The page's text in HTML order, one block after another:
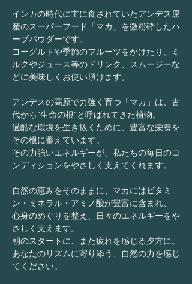
インカの時代に主に食されていたアンデス原
産のスーパーフード「マカ」を微粉砕したハ
ーブパウダーです。
ヨーグルトや季節のフルーツをかけたり、ミ
ルクやジュース等のドリンク、スムージーな
どに美味しくお使い頂けます。
アンデスの高原で力強く育つ「マカ」は、古
代から“生命の根”と呼ばれてきた植物。
過酷な環境を生き抜くために、豊富な栄養を
その根に蓄えています。
その力強いエネルギーが、私たちの毎日のコ
ンディションをやさしく支えてくれます。
自然の恵みをそのままに、マカにはビタミ
ン・ミネラル・アミノ酸が豊富に含まれ、
心身のめぐりを整え、日々のエネルギーをや
さしく支えます。
朝のスタートに、また疲れを感じる夕方に。
あなたのリズムに寄り添う、自然の力を感じ
てください。